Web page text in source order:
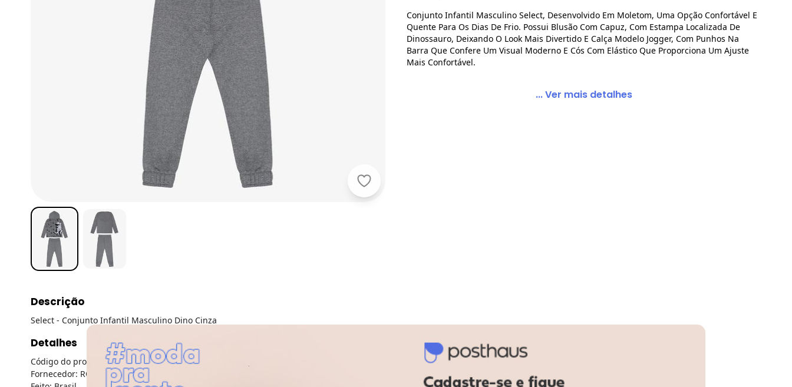
Select - Conjunto Infantil Masculino Dino Cinza
Conjunto Infantil Masculino Select, Desenvolvido Em Moletom, Uma Opção Confortável E
Quente Para Os Dias De Frio. Possui Blusão Com Capuz, Com Estampa Localizada De
Dinossauro, Deixando O Look Mais Divertido E Calça Modelo Jogger, Com Punhos Na
Barra Que Confere Um Visual Moderno E Cós Com Elástico Que Proporciona Um Ajuste
Mais Confortável.
... Ver mais detalhes
Descrição
Select - Conjunto Infantil Masculino Dino Cinza
Detalhes
Código do produto: 7378053
Fornecedor: ROVITEX IND E COM DE MALHAS LTDA / CNPJ 79.233.672/0010-98